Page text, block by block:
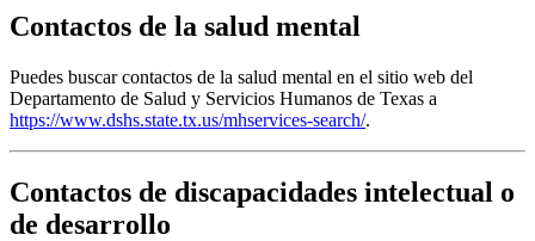
Contactos de la salud mental
Puedes buscar contactos de la salud mental en el sitio web del
Departamento de Salud y Servicios Humanos de Texas a
https://www.dshs.state.tx.us/mhservices-search/.
Contactos de discapacidades intelectual o
de desarrollo